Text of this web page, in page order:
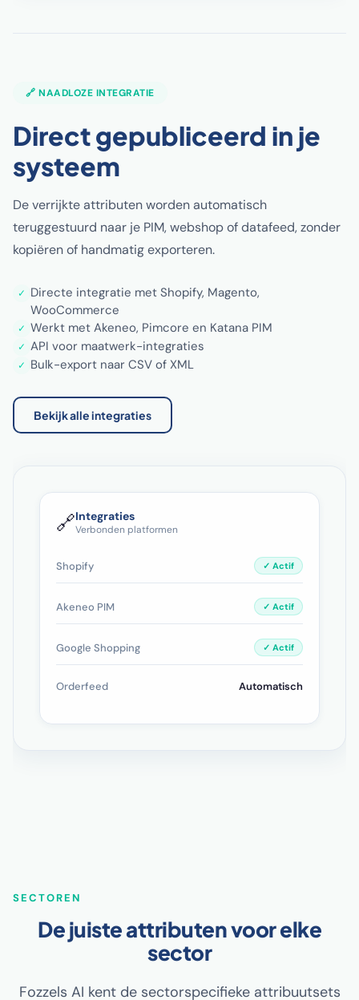
🔗 NAADLOZE INTEGRATIE
Direct gepubliceerd in je
systeem
De verrijkte attributen worden automatisch
teruggestuurd naar je PIM, webshop of datafeed, zonder
kopiëren of handmatig exporteren.
✓ Directe integratie met Shopify, Magento,
WooCommerce
✓ Werkt met Akeneo, Pimcore en Katana PIM
✓ API voor maatwerk-integraties
✓ Bulk-export naar CSV of XML
Bekijk alle integraties
🔗Integraties
Verbonden platformen
Shopify ✓ Actif
Akeneo PIM ✓ Actif
Google Shopping ✓ Actif
Orderfeed Automatisch
SECTOREN
De juiste attributen voor elke
sector
Fozzels AI kent de sectorspecifieke attribuutsets